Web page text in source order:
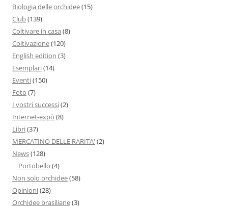
Biologia delle orchidee(15)
Club(139)
Coltivare in casa (8)
Coltivazione(120)
English edition (3)
Esemplari(14)
Eventi(150)
Foto (7)
I vostri successi(2)
Internet-expò (8)
Libri(37)
MERCATINO DELLE RARITA' (2)
News(128)
Portobello (4)
Non solo orchidee(58)
Opinioni(28)
Orchidee brasiliane(3)